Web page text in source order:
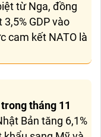
từ Nga, đồng
GDP vào
cam kết NATO là
tháng 11
Bản tăng 6,1%